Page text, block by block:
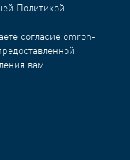
Политикой
согласие omron-
вам